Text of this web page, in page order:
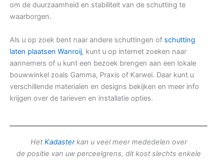
om de duurzaamheid en stabiliteit van de schutting te
waarborgen.
Als u op zoek bent naar andere schuttingen of schutting
laten plaatsen Wanroij, kunt u op internet zoeken naar
aannemers of u kunt een bezoek brengen aan een lokale
bouwwinkel zoals Gamma, Praxis of Karwei. Daar kunt u
verschillende materialen en designs bekijken en meer info
krijgen over de tarieven en installatie opties.
Het Kadasterkan u veel meer mededelen over
de positie van uw perceelgrens, dit kost slechts enkele